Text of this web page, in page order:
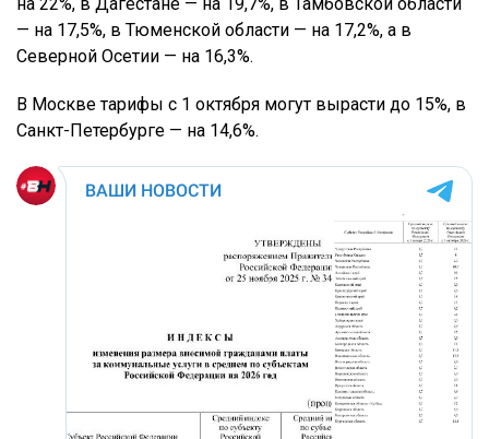
— на 17,5%, в Тюменской области — на 17,2%, а в
Северной Осетии — на 16,3%.
В Москве тарифы с 1 октября могут вырасти до 15%, в
Санкт-Петербурге — на 14,6%.